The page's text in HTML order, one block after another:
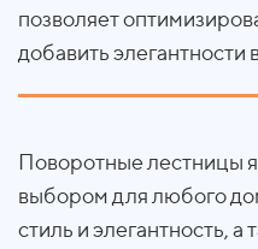
позволяет
добавить элегантности
Поворотные лестницы
выбором для любого
стиль и элегантность,